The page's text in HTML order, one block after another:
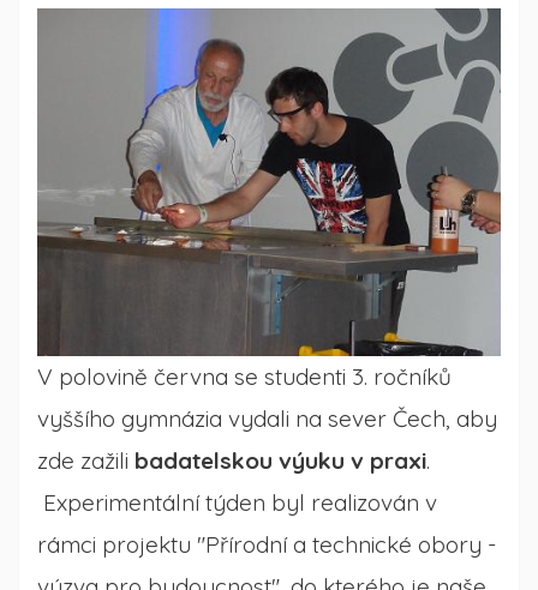
V polovině června se studenti 3. ročníků
vyššího gymnázia vydali na sever Čech, aby
zde zažili badatelskou výuku v praxi.
Experimentální týden byl realizován v
rámci projektu "Přírodní a technické obory -